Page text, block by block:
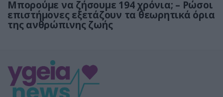
Μπορούμε να ζήσουμε 194 χρόνια; – Ρώσοι
επιστήμονες εξετάζουν τα θεωρητικά όρια
της ανθρώπινης ζωής